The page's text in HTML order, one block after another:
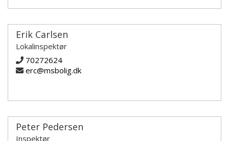
Erik Carlsen
Lokalinspektør
70272624
erc@msbolig.dk
Peter Pedersen
Inspektør